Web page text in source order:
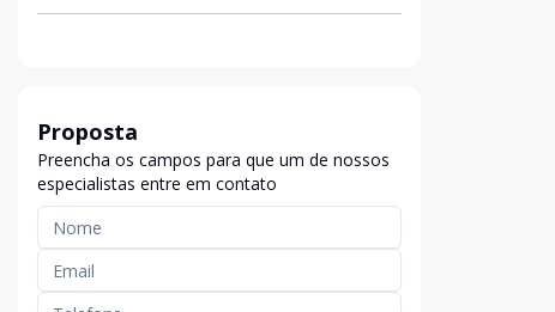
Proposta
Preencha os campos para que um de nossos
especialistas entre em contato